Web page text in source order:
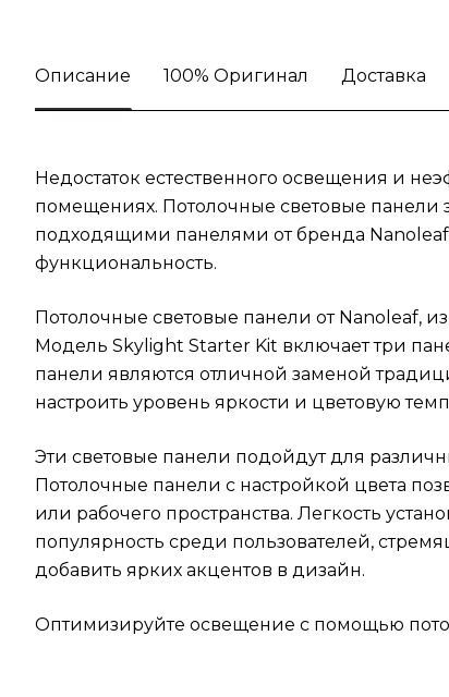
Описание 100% Оригинал Доставка
Недостаток естественного освещения и
помещениях. Потолочные световые панели
подходящими панелями от бренда
функциональность.
Потолочные световые панели от Nanoleaf,
Модель Skylight Starter Kit включает три
панели являются отличной заменой
настроить уровень яркости и цветовую
Эти световые панели подойдут для
Потолочные панели с настройкой цвета
или рабочего пространства. Легкость
популярность среди пользователей,
добавить ярких акцентов в дизайн.
Оптимизируйте освещение с помощью